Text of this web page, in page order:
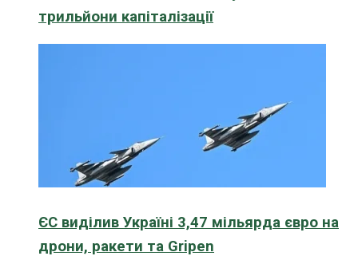
трильйони капіталізації
ЄС виділив Україні 3,47 мільярда євро на
дрони, ракети та Gripen